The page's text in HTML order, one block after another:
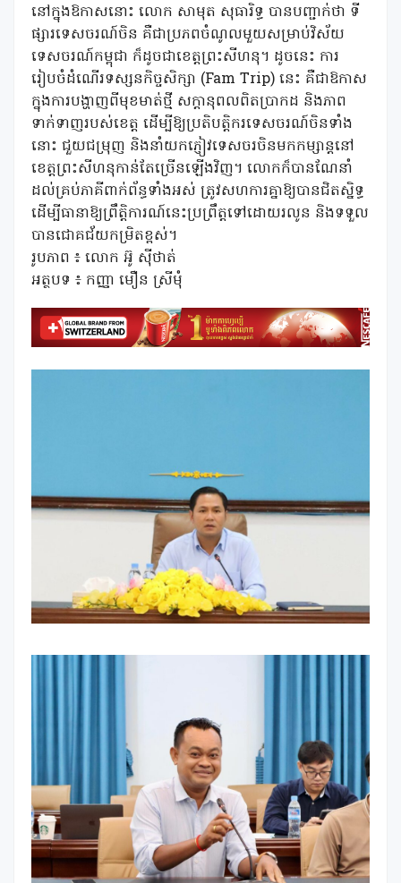
នៅក្នុងឱកាសនោះ លោក សាមុត សុធារិទ្ធ បានបញ្ជាក់ថា ទី
ផ្សារទេសចរណ៍ចិន គឺជាប្រភពចំណូលមួយសម្រាប់វិស័យ
ទេសចរណ៍កម្ពុជា ក៏ដូចជាខេត្តព្រះសីហនុ។ ដូចនេះ ការ
រៀបចំដំណើរទស្សនកិច្ចសិក្សា (Fam Trip) នេះ គឺជាឱកាស
ក្នុងការបង្ហាញពីមុខមាត់ថ្មី សក្តានុពលពិតប្រាកដ និងភាព
ទាក់ទាញរបស់ខេត្ត ដើម្បីឱ្យប្រតិបត្តិករទេសចរណ៍ចិនទាំង
នោះ ជួយជម្រុញ និងនាំយកភ្ញៀវទេសចរចិនមកកម្សាន្តនៅ
ខេត្តព្រះសីហនុកាន់តែច្រើនឡើងវិញ។ លោកក៏បានណែនាំ
ដល់គ្រប់ភាគីពាក់ព័ន្ធទាំងអស់ ត្រូវសហការគ្នាឱ្យបានជិតស្និទ្ធ
ដើម្បីធានាឱ្យព្រឹត្តិការណ៍នេះប្រព្រឹត្តទៅដោយរលូន និងទទួល
បានជោគជ័យកម្រិតខ្ពស់។
រូបភាព ៖ លោក អ៊ូ សុីថាត់
អត្ថបទ ៖ កញ្ញា មឿន ស្រីមុំ